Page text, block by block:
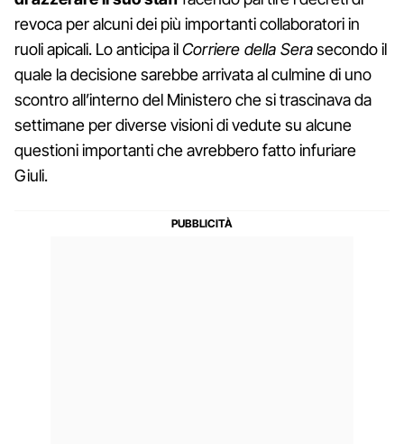
revoca per alcuni dei più importanti collaboratori in
ruoli apicali. Lo anticipa ilCorriere della Serasecondo il
quale la decisione sarebbe arrivata al culmine di uno
scontro all’interno del Ministero che si trascinava da
settimane per diverse visioni di vedute su alcune
questioni importanti che avrebbero fatto infuriare
Giuli.